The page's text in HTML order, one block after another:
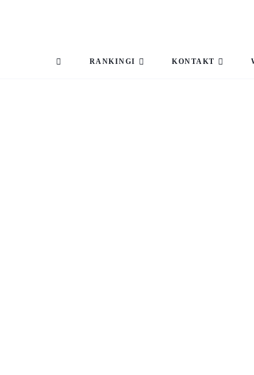
RANKINGI KONTAKT